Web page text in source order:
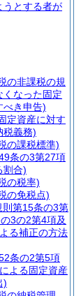
うとする者が
の非課税の規
くなった固定
べき申告)
定資産に対す
税義務)
の課税標準)
条の3第27項
割合)
の税率)
の免税点)
則第15条の3第
3の2第4項及
る補正の方法
条の2第5項
よる固定資産
)